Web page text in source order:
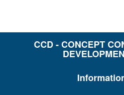
CCD - CONCEPT